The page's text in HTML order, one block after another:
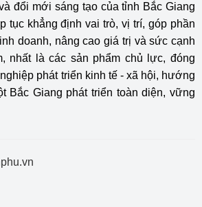
đổi mới sáng tạo của tỉnh Bắc Giang
tục khẳng định vai trò, vị trí, góp phần
doanh, nâng cao giá trị và sức cạnh
nhất là các sản phẩm chủ lực, đóng
phát triển kinh tế - xã hội, hướng
Bắc Giang phát triển toàn diện, vững